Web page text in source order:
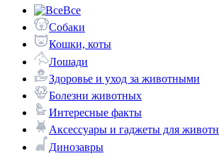
Все
Собаки
Кошки, коты
Лошади
Здоровье и уход за животными
Болезни животных
Интересные факты
Аксессуары и гаджеты для
Динозавры